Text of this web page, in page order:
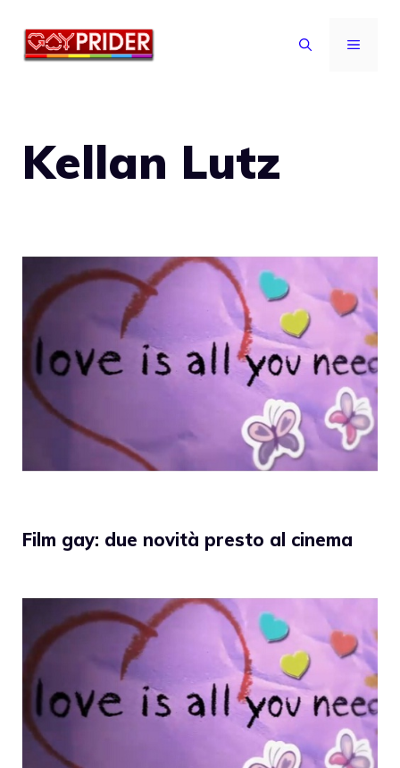
MENU
Kellan Lutz
Film gay: due novità presto al cinema